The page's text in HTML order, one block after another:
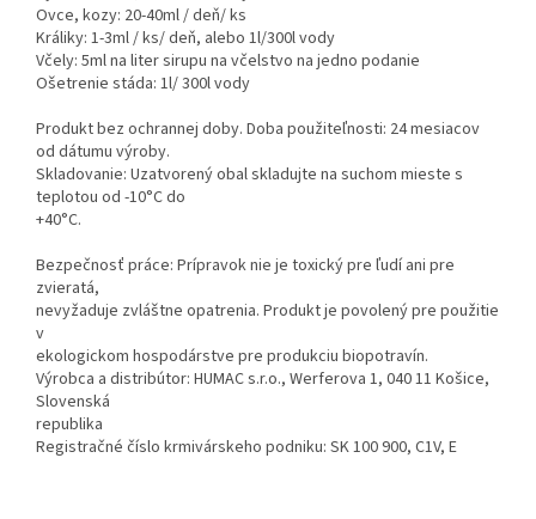
Ovce, kozy: 20-40ml / deň/ ks
Králiky: 1-3ml / ks/ deň, alebo 1l/300l vody
Včely: 5ml na liter sirupu na včelstvo na jedno podanie
Ošetrenie stáda: 1l/ 300l vody
Produkt bez ochrannej doby. Doba použiteľnosti: 24 mesiacov
od dátumu výroby.
Skladovanie: Uzatvorený obal skladujte na suchom mieste s
teplotou od -10°C do
+40°C.
Bezpečnosť práce: Prípravok nie je toxický pre ľudí ani pre
zvieratá,
nevyžaduje zvláštne opatrenia. Produkt je povolený pre použitie
v
ekologickom hospodárstve pre produkciu biopotravín.
Výrobca a distribútor: HUMAC s.r.o., Werferova 1, 040 11 Košice,
Slovenská
republika
Registračné číslo krmivárskeho podniku: SK 100 900, C1V, E